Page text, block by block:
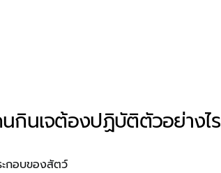
นกินเจต้องปฏิบัติตัวอย่างไร
กอบของสัตว์